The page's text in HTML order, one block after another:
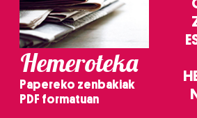
Hemeroteka
Papereko zenbakiak
PDF formatuan